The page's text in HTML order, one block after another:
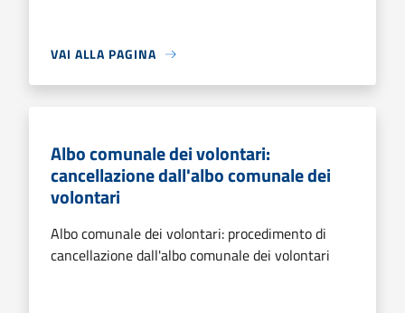
VAI ALLA PAGINA
Albo comunale dei volontari:
cancellazione dall'albo comunale dei
volontari
Albo comunale dei volontari: procedimento di
cancellazione dall'albo comunale dei volontari